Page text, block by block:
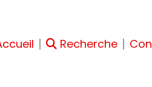
Recherche